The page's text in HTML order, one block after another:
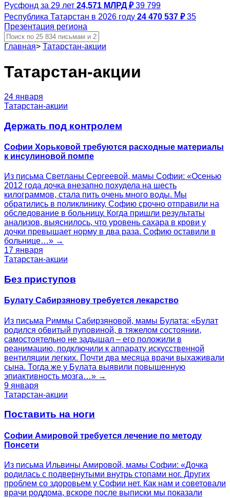
Русфонд за 29 лет 24,571 МЛРД ₽ 39 799
Республика Татарстан в 2026 году 24 470 537 ₽ 35
Презентация региона
Главная> Татарстан-акции
Татарстан-акции
24 января
Татарстан-акции
Держать под контролем
Софии Хорьковой требуются расходные материалы
к инсулиновой помпе
Из письма Светланы Сергеевой, мамы Софии: «Осенью
2012 года дочка внезапно похудела на шесть
килограммов, стала пить очень много воды. Мы
обратились в поликлинику, Софию срочно отправили на
обследование в больницу. Когда пришли результаты
анализов, выяснилось, что уровень сахара в крови у
дочки превышает норму в два раза. Софию оставили в
больнице…» →
17 января
Татарстан-акции
Без приступов
Булату Сабирзянову требуется лекарство
Из письма Риммы Сабирзяновой, мамы Булата: «Булат
родился обвитый пуповиной, в тяжелом состоянии,
самостоятельно не задышал – его положили в
реанимацию, подключили к аппарату искусственной
вентиляции легких. Почти два месяца врачи выхаживали
сына. Тогда же у Булата выявили повышенную
эпиактивность мозга…» →
9 января
Татарстан-акции
Поставить на ноги
Софии Амировой требуется лечение по методу
Понсети
Из письма Ильвины Амировой, мамы Софии: «Дочка
родилась с подвернутыми внутрь стопами ног. Других
проблем со здоровьем у Софии нет. Как нам и советовали
врачи роддома, вскоре после выписки мы показали